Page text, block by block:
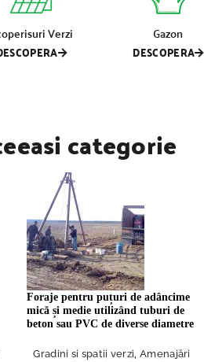
Verzi Gazon
DESCOPERA
categorie
Foraje pentru puțuri de adâncime
mică și medie utilizând tuburi de
beton sau PVC de diverse diametre
Gradini si spatii verzi, Amenajări